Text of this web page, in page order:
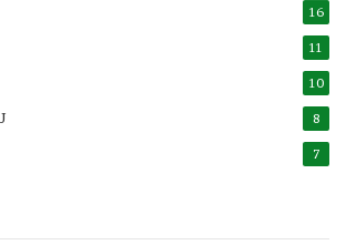
16
11
10
8
7